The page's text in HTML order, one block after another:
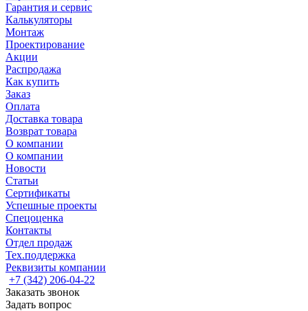
Гарантия и сервис
Калькуляторы
Монтаж
Проектирование
Акции
Распродажа
Как купить
Заказ
Оплата
Доставка товара
Возврат товара
О компании
О компании
Новости
Статьи
Сертификаты
Успешные проекты
Спецоценка
Контакты
Отдел продаж
Тех.поддержка
Реквизиты компании
+7 (342) 206-04-22
Заказать звонок
Задать вопрос